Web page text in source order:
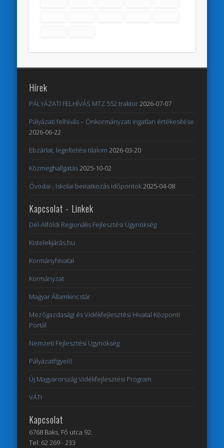
Hírek
PÁLYÁZATI FELHÍVÁS MTZ 552 traktor2026-07-07
Pályázati felhívás – Önkormányzati ingatlan értékesítése
2026-06-22
Ebzárlat, legeltetési tilalom 2026-03-20
Közmeghallgatás2025-10-02
Óvodai-, Iskolai beiratkozás időpontok2025-04-08
Kapcsolat - Linkek
Dél-Alföldi Regionális Fejlesztési Ügynökség
Kistelekjárás.hu
Kormányhivatal
Kormányzat
Magyar Államkincstár
Mezőgazdasági és Vidékfejlesztési Hivatal Központi
Portál
Nemzeti Fejlesztési Ügynökség
Pályázatfigyelő
Új Magyarország Vidékfejlesztési Program
VÁTI
Kapcsolat
6768 Baks, Fő utca 92.
Tel: 62 269 - 233